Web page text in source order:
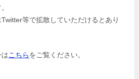
等で拡散していただけるとあり
こちらをご覧ください。